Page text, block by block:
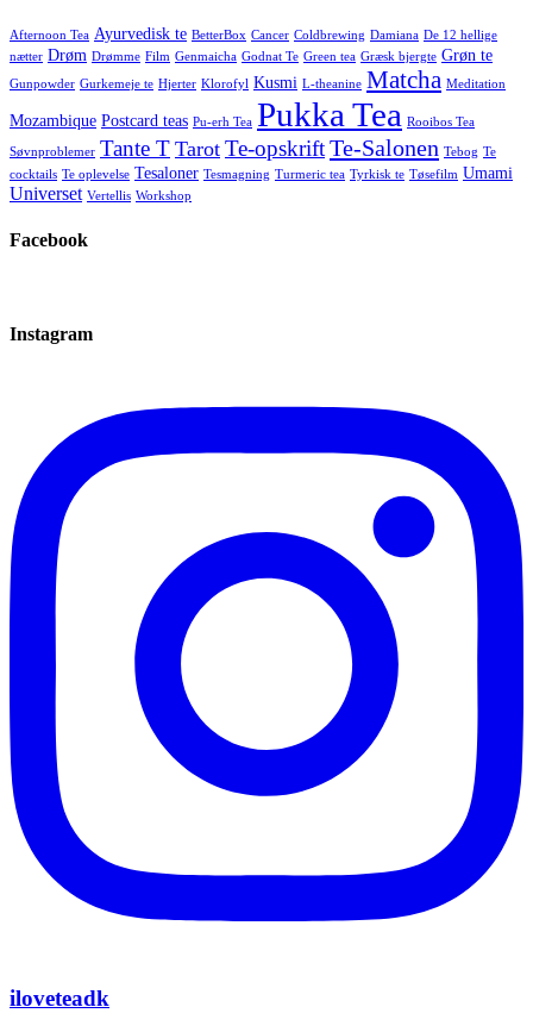
Afternoon Tea Ayurvedisk te BetterBox Cancer Coldbrewing Damiana De 12 hellige
nætter Drøm Drømme Film Genmaicha Godnat Te Green tea Græsk bjergte Grøn te
Gunpowder Gurkemeje te Hjerter Klorofyl Kusmi L-theanine Matcha Meditation
Mozambique Postcard teas Pu-erh Tea Pukka Tea Rooibos Tea
Søvnproblemer Tante T Tarot Te-opskriftTe-Salonen Tebog Te
cocktails Te oplevelse Tesaloner Tesmagning Turmeric tea Tyrkisk te Tøsefilm Umami
Universet Vertellis Workshop
Facebook
Instagram
iloveteadk